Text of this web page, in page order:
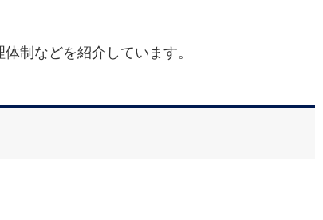
制などを紹介しています。